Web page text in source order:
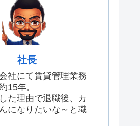
社長
社にて賃貸管理業務
15年。
た理由で退職後、カ
になりたいな～と職